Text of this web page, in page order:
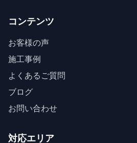
コンテンツ
お客様の声
施工事例
よくあるご質問
ブログ
お問い合わせ
対応エリア